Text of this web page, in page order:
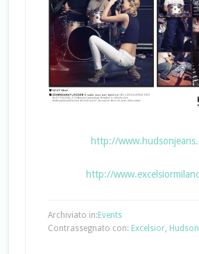
http://
http://
Archiviato in: Events
Contrassegnato con: Excelsior, Hudson